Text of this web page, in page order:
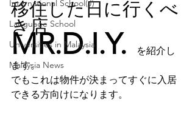
International School(J)
Language School
Universities in Malaysia
Malaysia News
移住した日に行くべ
き店
MR.D.I.Y. を紹介し
ます。
でもこれは物件が決まってすぐに入居
できる方向けになります。